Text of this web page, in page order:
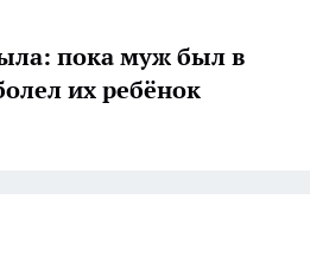
пока муж был в
их ребёнок